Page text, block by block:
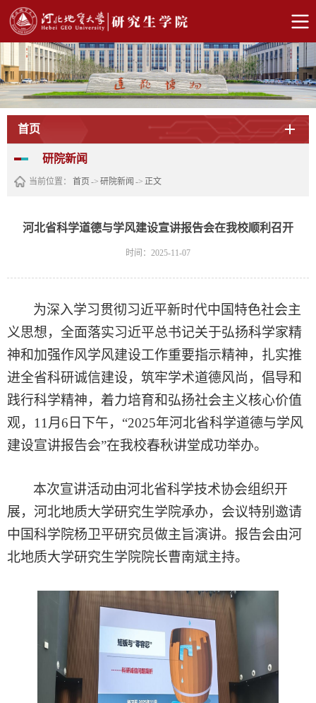
首页
研院新闻
当前位置： 首页 -> 研院新闻 -> 正文
河北省科学道德与学风建设宣讲报告会在我校顺利召开
时间：2025-11-07
为深入学习贯彻习近平新时代中国特色社会主
义思想，全面落实习近平总书记关于弘扬科学家精
神和加强作风学风建设工作重要指示精神， 扎实推
进全省科研诚信建设， 筑牢学术道德风尚 ， 倡导和
践行科学精神，着力培育和弘扬社会主义核心价值
观， 11月6日下午，“2025年河北省科学道德与学风
建设宣讲报告会”在我校春秋讲堂成功举办。
本次宣讲活动由河北省科学技术协会组织开
展，河北地质大学研究生学院承办，会议特别邀请
中国科学院杨卫平研究员做主旨演讲。报告会由河
北地质大学研究生学院院长曹南斌主持。